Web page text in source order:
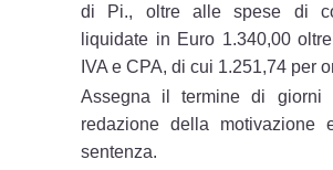
di Pi., oltre alle spese di
liquidate in Euro 1.340,00
IVA e CPA, di cui 1.251,74 per
Assegna il termine di giorni
redazione della motivazione
sentenza.